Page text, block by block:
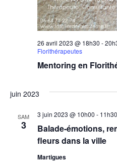
Mentoring en
26 avril 2023 @ 18h30 -
Florithérapeutes
juin 2023
SAM
3
Balade-émotions,
fleurs dans la ville
3 juin 2023 @ 10h00 - 11h30
Martigues